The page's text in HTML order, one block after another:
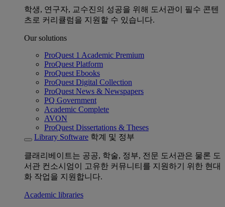
학생, 연구자, 교수진의 성공을 위해 도서관이 필수 콘텐
츠로 커리큘럼을 지원할 수 있습니다.
Our solutions
ProQuest 1 Academic Premium
ProQuest Platform
ProQuest Ebooks
ProQuest Digital Collection
ProQuest News & Newspapers
PQ Government
Academic Complete
AVON
ProQuest Dissertations & Theses
Library Software 학계 및 정부
클래리베이트는 공공, 학술, 정부, 전문 도서관은 물론 도
서관 컨소시엄이 고유한 커뮤니티를 지원하기 위한 현대
화 작업을 지원합니다.
Academic libraries